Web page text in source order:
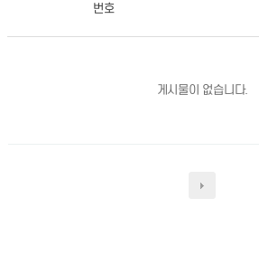
번호
게시물이 없습니다.